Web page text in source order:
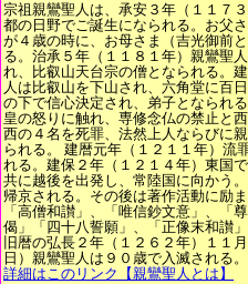
宗祖親鸞聖人は、承安３年（１１７
都の日野でご誕生になられる。お父
が４歳の時に、お母さま（吉光御前
る。治承５年（１１８１年）親鸞聖
れ、比叡山天台宗の僧となられる。
人は比叡山を下山され、六角堂に百
の下で信心決定され、弟子となられ
皇の怒りに触れ、専修念仏の禁止と
西の４名を死罪、法然上人ならびに
られる。 建暦元年（１２１１年）流
れる。建保２年（１２１４年）東国
共に越後を出発し、常陸国に向かう
帰京される。その後は著作活動に励
「高僧和讃」、「唯信鈔文意」、「
偈」「四十八誓願」、「正像末和讃
旧暦の弘長２年（１２６２年）１１
日）親鸞聖人は９０歳で入滅される。
詳細はこのリンク【親鸞聖人とは】